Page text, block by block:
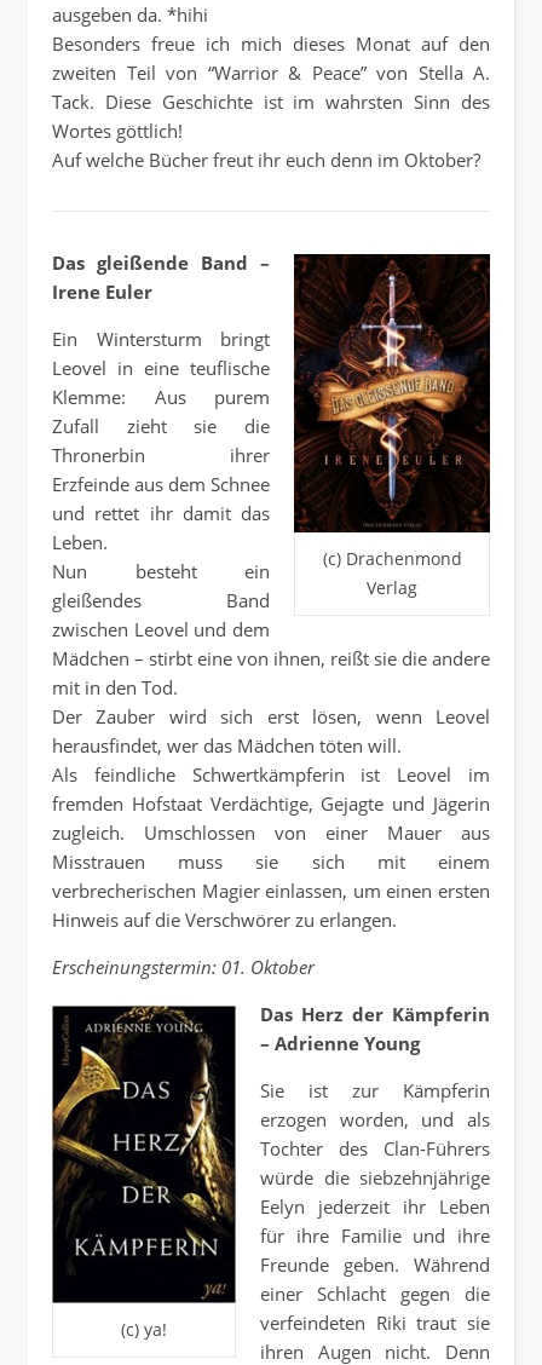
ausgeben da. *hihi
Besonders freue ich mich dieses Monat auf den
zweiten Teil von “Warrior & Peace” von Stella A.
Tack. Diese Geschichte ist im wahrsten Sinn des
Wortes göttlich!
Auf welche Bücher freut ihr euch denn im Oktober?
(c) Drachenmond
Verlag
Das gleißende Band –
Irene Euler
Ein Wintersturm bringt
Leovel in eine teuflische
Klemme: Aus purem
Zufall zieht sie die
Thronerbin ihrer
Erzfeinde aus dem Schnee
und rettet ihr damit das
Leben.
Nun besteht ein
gleißendes Band
zwischen Leovel und dem
Mädchen – stirbt eine von ihnen, reißt sie die andere
mit in den Tod.
Der Zauber wird sich erst lösen, wenn Leovel
herausfindet, wer das Mädchen töten will.
Als feindliche Schwertkämpferin ist Leovel im
fremden Hofstaat Verdächtige, Gejagte und Jägerin
zugleich. Umschlossen von einer Mauer aus
Misstrauen muss sie sich mit einem
verbrecherischen Magier einlassen, um einen ersten
Hinweis auf die Verschwörer zu erlangen.
Erscheinungstermin: 01. Oktober
(c) ya!
Das Herz der Kämpferin
– Adrienne Young
Sie ist zur Kämpferin
erzogen worden, und als
Tochter des Clan-Führers
würde die siebzehnjährige
Eelyn jederzeit ihr Leben
für ihre Familie und ihre
Freunde geben. Während
einer Schlacht gegen die
verfeindeten Riki traut sie
ihren Augen nicht. Denn